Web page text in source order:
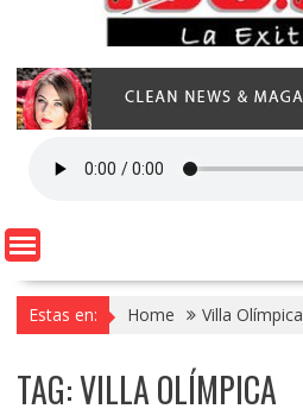
Estas en: Home Villa Olímpica
TAG:VILLA OLÍMPICA